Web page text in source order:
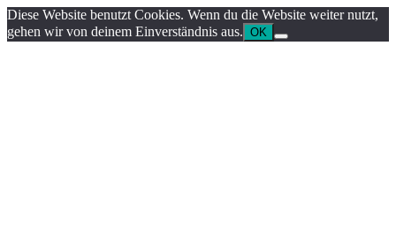
Diese Website benutzt Cookies. Wenn du die Website weiter nutzt,
gehen wir von deinem Einverständnis aus. OK